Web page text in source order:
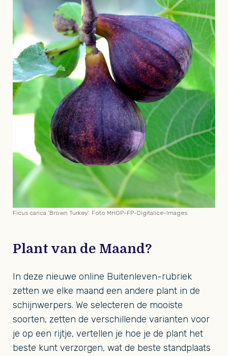
Plant van de Maand?
In deze nieuwe online Buitenleven-rubriek
zetten we elke maand een andere plant in de
schijnwerpers. We selecteren de mooiste
soorten, zetten de verschillende varianten voor
je op een rijtje, vertellen je hoe je de plant het
beste kunt verzorgen, wat de beste standplaats
Ficus carica ‘Brown Turkey’. Foto MHGP-FP-Digitalice-Images